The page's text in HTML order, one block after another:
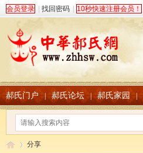
会员登录 找回密码 10秒快速注册会员！
郝氏门户 | 郝氏论坛 | 郝氏家园 |
分享